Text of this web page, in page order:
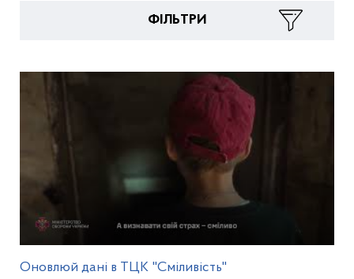
ФІЛЬТРИ
Результати пошуку медіагалереї
Оновлюй дані в ТЦК "Сміливість"